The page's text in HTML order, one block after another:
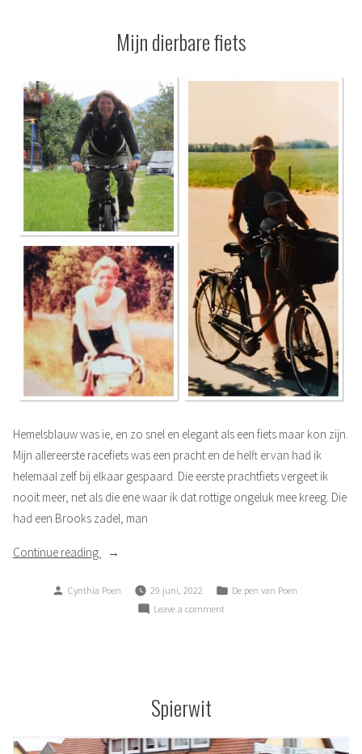
Mijn dierbare fiets
Hemelsblauw was ie, en zo snel en elegant als een fiets maar kon zijn.
Mijn allereerste racefiets was een pracht en de helft ervan had ik
helemaal zelf bij elkaar gespaard. Die eerste prachtfiets vergeet ik
nooit meer, net als die ene waar ik dat rottige ongeluk mee kreeg. Die
had een Brooks zadel, man
Continue reading
“Mijn
fiets”
Posted
Cynthia Poen 29 juni, 2022
Posted
De pen van Poen
Leave a commenton
Spierwit